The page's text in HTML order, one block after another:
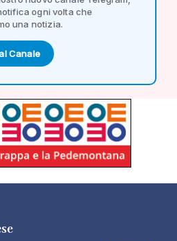
ogni volta che
una notizia.
Canale